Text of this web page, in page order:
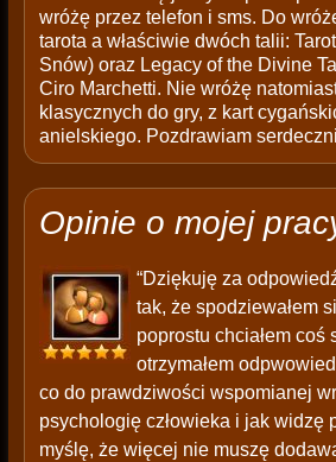
wróżę przez telefon i sms. Do
tarota a właściwie dwóch talii:
Snów) oraz Legacy of the Divine
Ciro Marchetti. Nie wróżę
klasycznych do gry, z kart
anielskiego. Pozdrawiam
Opinie o mojej
“Dziękuję za
tak, że spodziewałem
poprostu chciałem coś
otrzymałem
co do prawdziwości wspomianej
psychologię człowieka i jak widzę
myślę, że więcej nie muszę